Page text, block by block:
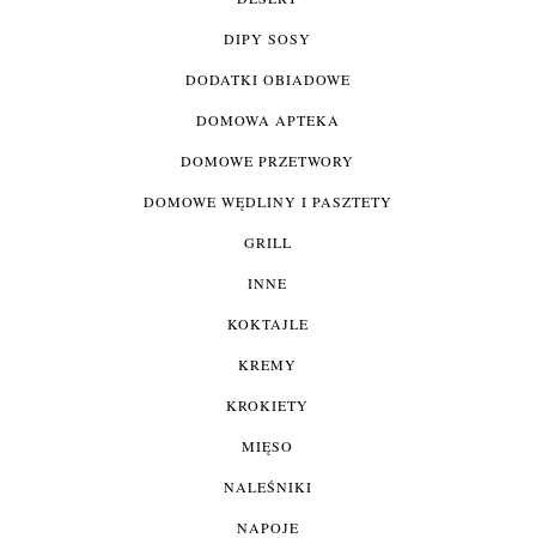
DIPY SOSY
DODATKI OBIADOWE
DOMOWA APTEKA
DOMOWE PRZETWORY
DOMOWE WĘDLINY I PASZTETY
GRILL
INNE
KOKTAJLE
KREMY
KROKIETY
MIĘSO
NALEŚNIKI
NAPOJE